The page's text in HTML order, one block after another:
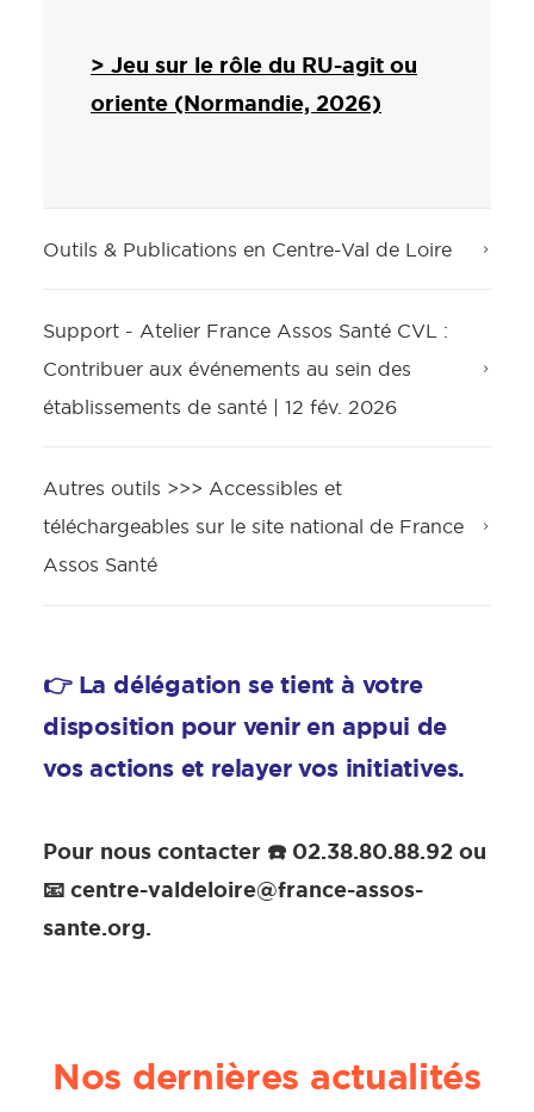
> Jeu sur le rôle du RU-agit ou
oriente (Normandie, 2026)
Outils & Publications en Centre-Val de Loire
Support - Atelier France Assos Santé CVL :
Contribuer aux événements au sein des
établissements de santé | 12 fév. 2026
Autres outils >>> Accessibles et
téléchargeables sur le site national de France
Assos Santé
👉 La délégation se tient à votre
disposition pour venir en appui de
vos actions et relayer vos initiatives.
Pour nous contacter ☎️ 02.38.80.88.92 ou
📧 centre-valdeloire@france-assos-
sante.org.
Nos dernières actualités